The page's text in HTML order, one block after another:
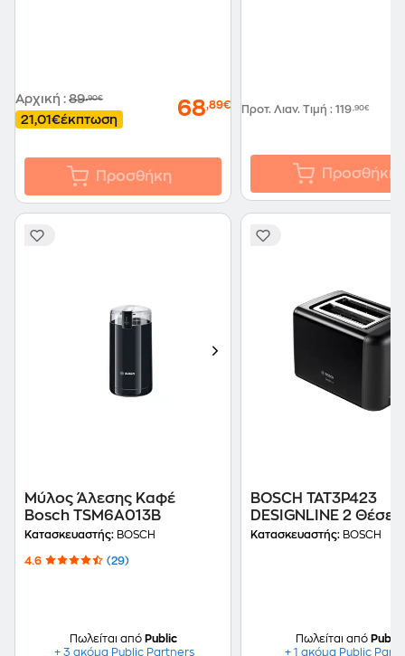
Αρχική : 89,90€
21,01€έκπτωση 68,89€
Προσθήκη
Προτ. Λιαν. Τιμή : 119,90€
Προσθήκη
Μύλος Άλεσης Καφέ
Bosch TSM6A013B
Κατασκευαστής: BOSCH
4.6 (29)
Πωλείται από Public
+ 3 ακόμα Public Partners
BOSCH TAT3P423
DESIGNLINE 2
970W Μαύρο
Κατασκευαστής: BOSCH
Πωλείται από Public
+ 1 ακόμα Public